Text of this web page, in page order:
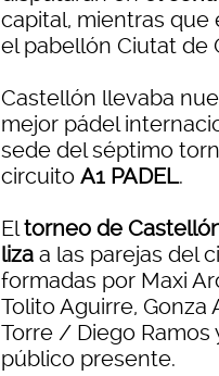
capital, mientras que
el pabellón Ciutat de
Castellón llevaba
mejor pádel
sede del séptimo
circuito A1 PADEL.
Eltorneo de
liza a las parejas del
formadas por Maxi
Tolito Aguirre,
Torre / Diego Ramos
público presente.